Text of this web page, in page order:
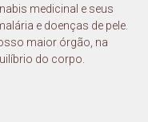
medicinal e seus
e doenças de pele.
maior órgão, na
do corpo.